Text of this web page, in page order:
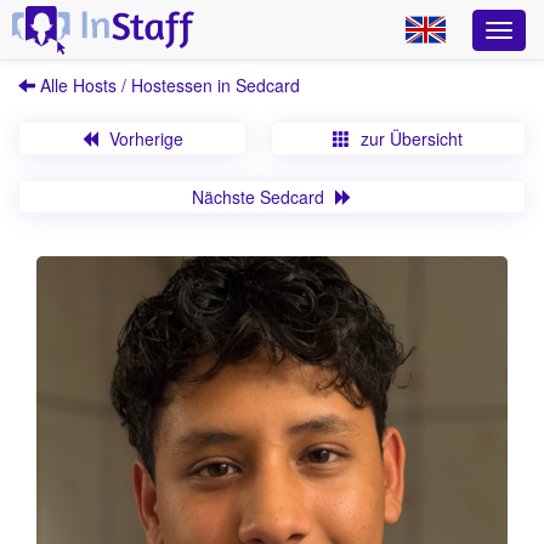
Alle Hosts / Hostessen in Sedcard
Vorherige zur Übersicht
Nächste Sedcard